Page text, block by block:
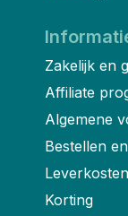
Zakelijk en
Affiliate
Algemene
Bestellen
Korting